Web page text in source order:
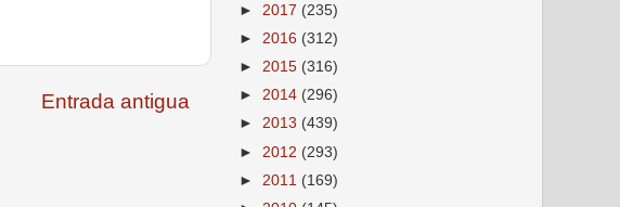
Entrada antigua
► 2017 (235)
► 2016 (312)
► 2015 (316)
► 2014 (296)
► 2013 (439)
► 2012 (293)
► 2011 (169)